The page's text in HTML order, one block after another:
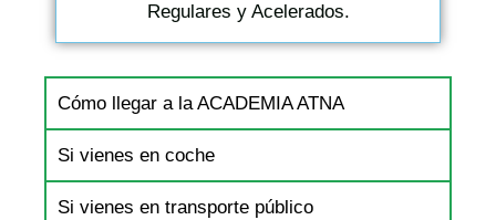
Regulares y Acelerados.
Cómo llegar a la ACADEMIA ATNA
Si vienes en coche
Si vienes en transporte público